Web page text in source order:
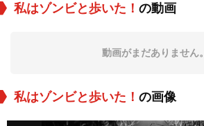
私はゾンビと歩いた！ の動画
動画がまだありません。
私はゾンビと歩いた！ の画像